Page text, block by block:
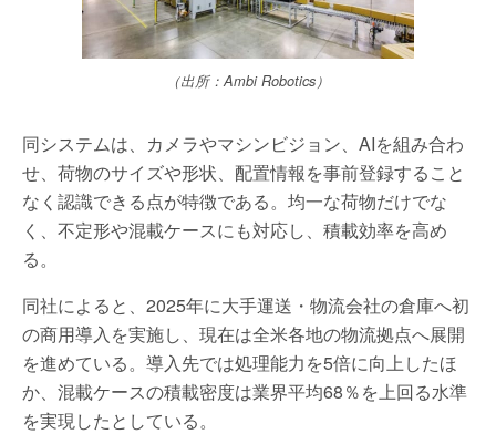
（出所：Ambi Robotics）
同システムは、カメラやマシンビジョン、AIを組み合わ
せ、荷物のサイズや形状、配置情報を事前登録すること
なく認識できる点が特徴である。均一な荷物だけでな
く、不定形や混載ケースにも対応し、積載効率を高め
る。
同社によると、2025年に大手運送・物流会社の倉庫へ初
の商用導入を実施し、現在は全米各地の物流拠点へ展開
を進めている。導入先では処理能力を5倍に向上したほ
か、混載ケースの積載密度は業界平均68％を上回る水準
を実現したとしている。